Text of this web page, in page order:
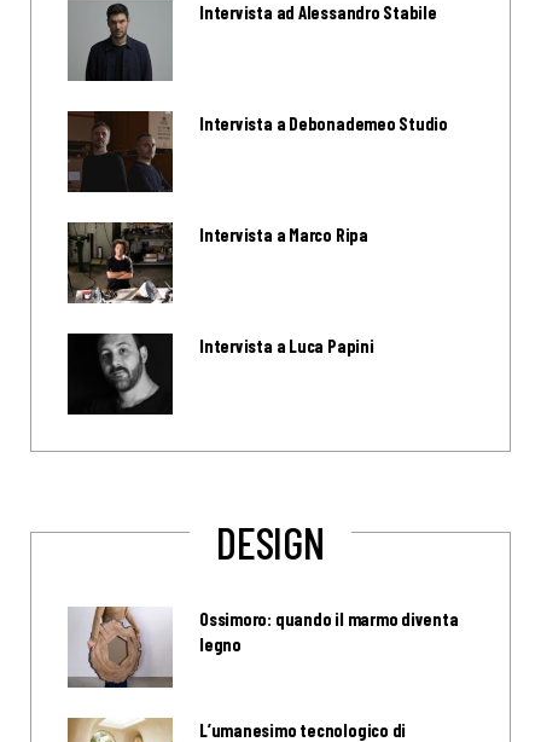
Intervista ad Alessandro Stabile
Intervista a Debonademeo Studio
Intervista a Marco Ripa
Intervista a Luca Papini
DESIGN
Ossimoro: quando il marmo diventa
legno
L’umanesimo tecnologico di